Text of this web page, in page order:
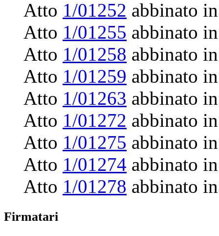
Atto 1/01252 abbinato
Atto 1/01255 abbinato
Atto 1/01258 abbinato
Atto 1/01259 abbinato
Atto 1/01263 abbinato
Atto 1/01272 abbinato
Atto 1/01275 abbinato
Atto 1/01274 abbinato
Atto 1/01278 abbinato
Firmatari